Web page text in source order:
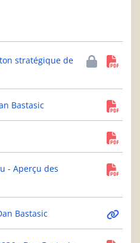
stratégique de
Bastasic
- Aperçu des
Bastasic